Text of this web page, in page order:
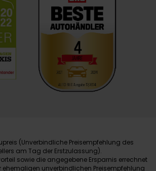
(Unverbindliche Preisempfehlung des
am Tag der Erstzulassung).
sowie die angegebene Ersparnis errechnet
ehemaligen unverbindlichen Preisempfehlung